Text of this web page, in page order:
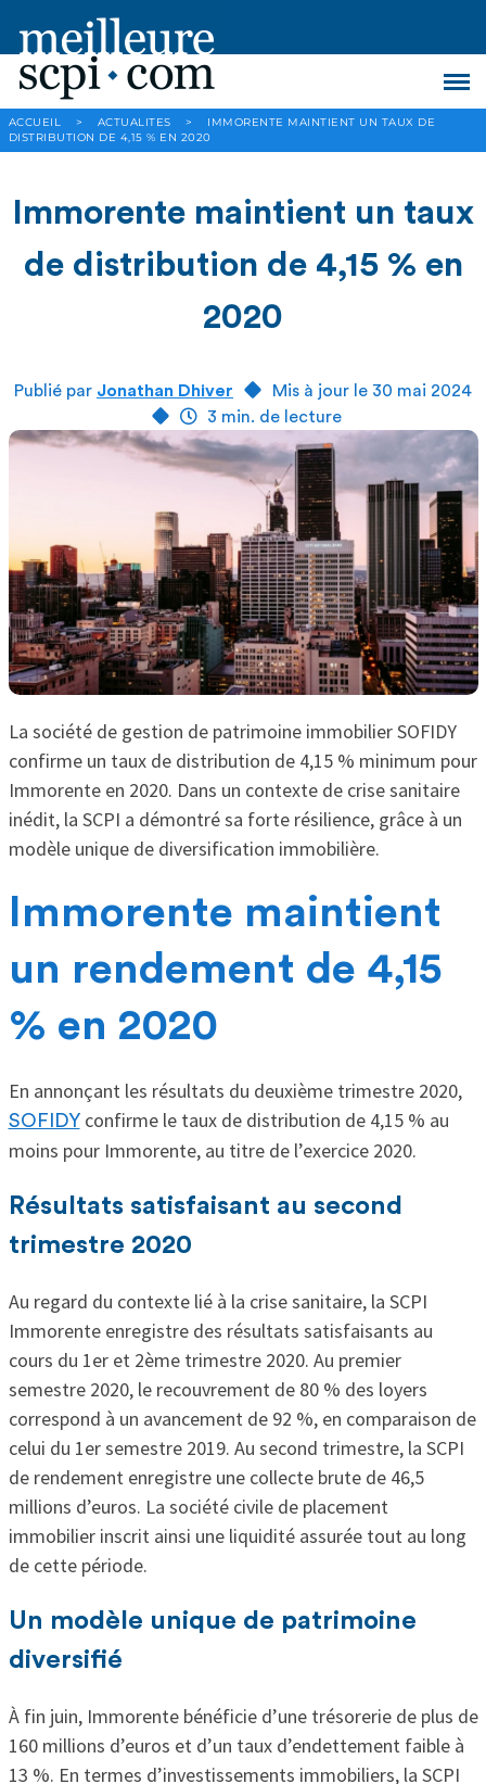
ACCUEIL > ACTUALITES >
IMMORENTE MAINTIENT UN TAUX DE
DISTRIBUTION DE 4,15 % EN 2020
Immorente maintient un taux
de distribution de 4,15 % en
2020
Publié par Jonathan Dhiver
Mis à jour le 30 mai 2024
3 min. de lecture
La société de gestion de patrimoine immobilier SOFIDY
confirme un taux de distribution de 4,15 % minimum pour
Immorente en 2020. Dans un contexte de crise sanitaire
inédit, la SCPI a démontré sa forte résilience, grâce à un
modèle unique de diversification immobilière.
Immorente maintient
un rendement de 4,15
% en 2020
En annonçant les résultats du deuxième trimestre 2020,
SOFIDYconfirme le taux de distribution de 4,15 % au
moins pour Immorente, au titre de l’exercice 2020.
Résultats satisfaisant au second
trimestre 2020
Au regard du contexte lié à la crise sanitaire, la SCPI
Immorente enregistre des résultats satisfaisants au
cours du 1er et 2ème trimestre 2020. Au premier
semestre 2020, le recouvrement de 80 % des loyers
correspond à un avancement de 92 %, en comparaison de
celui du 1er semestre 2019. Au second trimestre, la SCPI
de rendement enregistre une collecte brute de 46,5
millions d’euros. La société civile de placement
immobilier inscrit ainsi une liquidité assurée tout au long
de cette période.
Un modèle unique de patrimoine
diversifié
À fin juin, Immorente bénéficie d’une trésorerie de plus de
160 millions d’euros et d’un taux d’endettement faible à
13 %. En termes d’investissements immobiliers, la SCPI